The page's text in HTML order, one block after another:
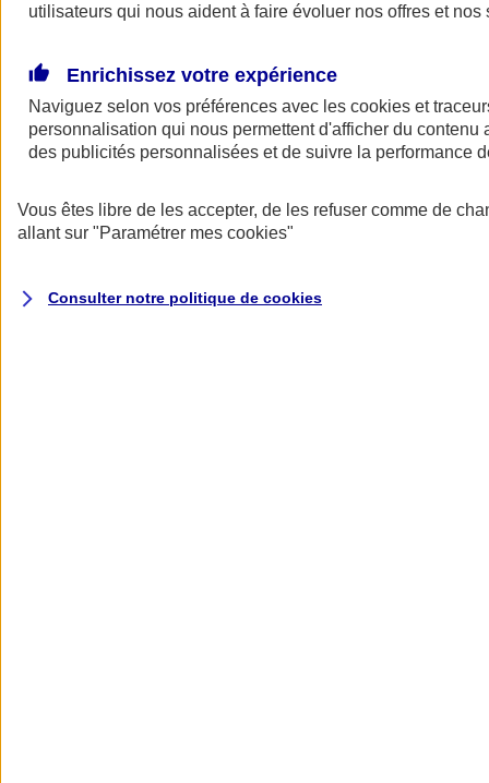
AXA Assurance
utilisateurs qui nous aident à faire évoluer nos offres et nos
Enrichissez votre expérience
Naviguez selon vos préférences avec les cookies et
personnalisation qui nous permettent d'afficher du contenu
des publicités personnalisées et de suivre la performance
Vous êtes libre de les accepter, de les refuser comme de
allant sur "Paramétrer mes cookies"
Consulter notre politique de cookies